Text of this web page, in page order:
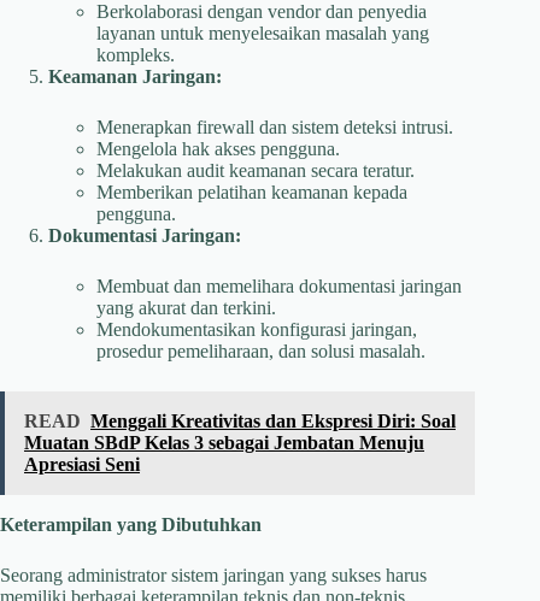
Berkolaborasi dengan vendor dan penyedia
layanan untuk menyelesaikan masalah yang
kompleks.
Keamanan Jaringan:
Menerapkan firewall dan sistem deteksi intrusi.
Mengelola hak akses pengguna.
Melakukan audit keamanan secara teratur.
Memberikan pelatihan keamanan kepada
pengguna.
Dokumentasi Jaringan:
Membuat dan memelihara dokumentasi jaringan
yang akurat dan terkini.
Mendokumentasikan konfigurasi jaringan,
prosedur pemeliharaan, dan solusi masalah.
READ Menggali Kreativitas dan Ekspresi Diri: Soal
Muatan SBdP Kelas 3 sebagai Jembatan Menuju
Apresiasi Seni
Keterampilan yang Dibutuhkan
Seorang administrator sistem jaringan yang sukses harus